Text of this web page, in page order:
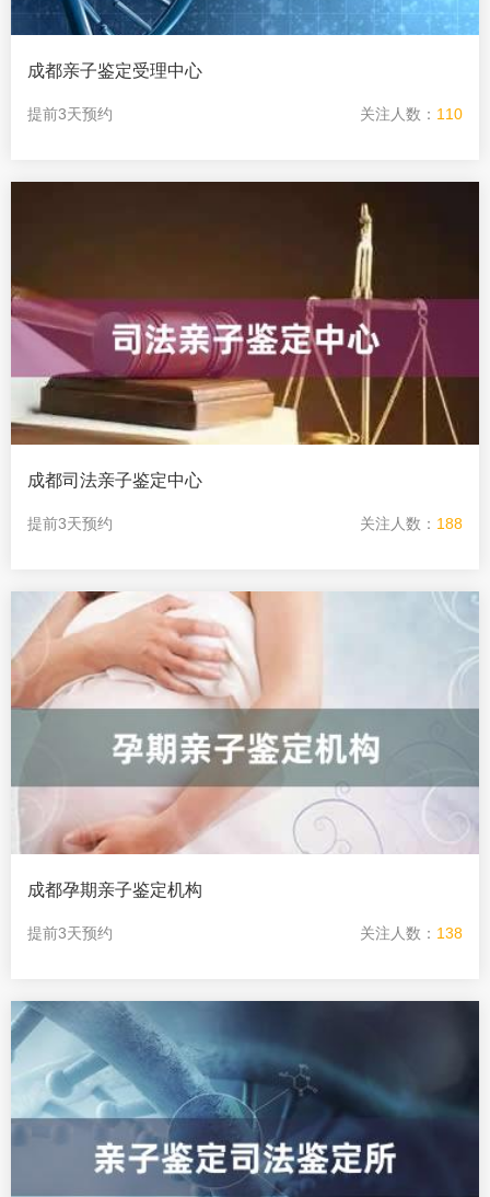
成都亲子鉴定受理中心
提前3天预约 关注人数： 110
成都司法亲子鉴定中心
提前3天预约 关注人数： 188
成都孕期亲子鉴定机构
提前3天预约 关注人数： 138